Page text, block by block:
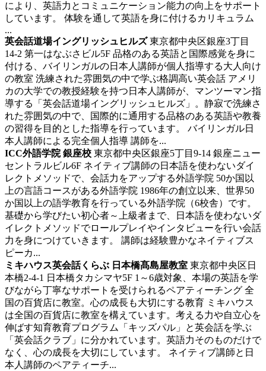
により、英語力とコミュニケーション能力の向上をサポート
しています。 体験を通して英語を身に付けるカリキュラム
...
英会話道場イングリッシュヒルズ東京都中央区銀座3丁目
14-2 第一はなぶさビル5F 品格のある英語と国際感覚を身に
付ける、バイリンガルの日本人講師が個人指導する大人向け
の教室 洗練された雰囲気の中で学ぶ格調高い英会話 アメリ
カの大学での教授経験を持つ日本人講師が、マンツーマン指
導する「英会話道場イングリッシュヒルズ」。静寂で洗練さ
れた雰囲気の中で、国際的に通用する品格のある英語や教養
の習得を目的とした指導を行っています。 バイリンガル日
本人講師による完全個人指導 講師を...
ICC外語学院 銀座校 東京都中央区銀座5丁目9-14 銀座ニュー
セントラルビル6F ネイティブ講師の日本語を使わないダイ
レクトメソッドで、会話力をアップする外語学院 50か国以
上の言語コースがある外語学院 1986年の創立以来、世界50
か国以上の語学教育を行っている外語学院（6校舎）です。
基礎から学びたい初心者～上級者まで、日本語を使わないダ
イレクトメソッドでロールプレイやインタビューを行い会話
力を身につけていきます。 講師は経験豊かなネイティブス
ピーカ...
ミキハウス英会話くらぶ 日本橋髙島屋教室 東京都中央区日
本橋2-4-1 日本橋タカシマヤ5F 1～6歳対象、本場の英語を学
びながら丁寧なサポートを受けられるペアティーチング 全
国の百貨店に教室。心の成長も大切にする教育 ミキハウス
は全国の百貨店に教室を構えています。考える力や自立心を
伸ばす知育教育プログラム「キッズパル」と英会話を学ぶ
「英会話クラブ」に分かれています。英語力そのものだけで
なく、心の成長を大切にしています。 ネイティブ講師と日
本人講師のペアティーチ...